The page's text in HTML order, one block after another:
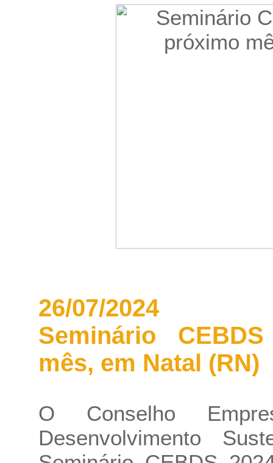
26/07/2024
Seminário
mês, em Natal (RN)
O Conselho
Desenvolvimento